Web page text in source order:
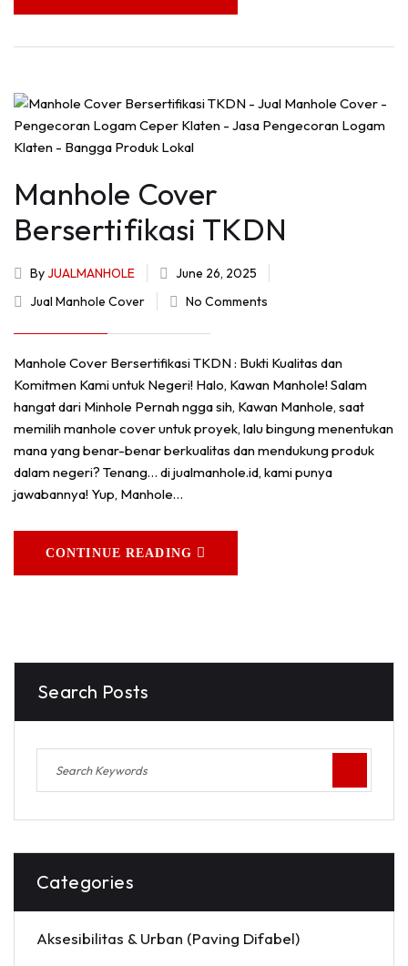
Manhole Cover
Bersertifikasi TKDN
ByJUALMANHOLE
June 26, 2025
Jual Manhole Cover
No Comments
Manhole Cover Bersertifikasi TKDN : Bukti Kualitas dan
Komitmen Kami untuk Negeri! Halo, Kawan Manhole! Salam
hangat dari Minhole Pernah ngga sih, Kawan Manhole, saat
memilih manhole cover untuk proyek, lalu bingung menentukan
mana yang benar-benar berkualitas dan mendukung produk
dalam negeri? Tenang… di jualmanhole.id, kami punya
jawabannya! Yup, Manhole…
CONTINUE READING
Search Posts
Categories
Aksesibilitas & Urban (Paving Difabel)